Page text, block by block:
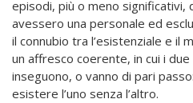
episodi, più o meno significativi,
avessero una personale ed
il connubio tra l’esistenziale e il
un affresco coerente, in cui i
inseguono, o vanno di pari
esistere l’uno senza l’altro.